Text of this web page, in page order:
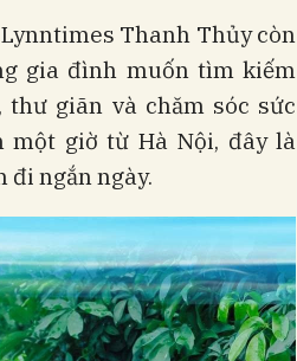
Thanh Thủy còn
gia đình muốn tìm kiếm
giãn và chăm sóc sức
một giờ từ Hà Nội, đây là
đi ngắn ngày.